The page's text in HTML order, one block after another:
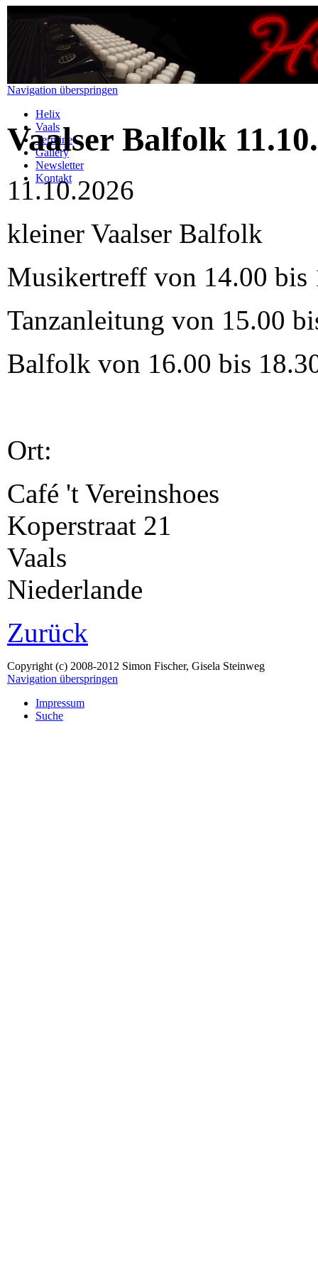
Navigation überspringen
Helix
Vaals
Termine
Gallery
Newsletter
Kontakt
Vaalser Balfolk
11.10.2026
kleiner Vaalser Balfolk
Musikertreff von 14.00 bis
Tanzanleitung von 15.00
Balfolk von 16.00 bis
Ort:
Café 't Vereinshoes
Koperstraat 21
Vaals
Niederlande
Zurück
Copyright (c) 2008-2012 Simon Fischer, Gisela Steinweg
Navigation überspringen
Impressum
Suche